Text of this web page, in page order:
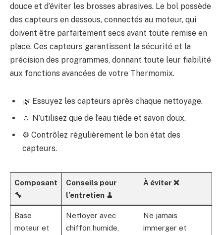
douce et d’éviter les brosses abrasives. Le bol possède
des capteurs en dessous, connectés au moteur, qui
doivent être parfaitement secs avant toute remise en
place. Ces capteurs garantissent la sécurité et la
précision des programmes, donnant toute leur fiabilité
aux fonctions avancées de votre Thermomix.
🌿 Essuyez les capteurs après chaque nettoyage.
💧 N’utilisez que de l’eau tiède et savon doux.
⚙️ Contrôlez régulièrement le bon état des
capteurs.
Composant
🔧
Conseils pour
l’entretien 🧹
À éviter ❌
Base
moteur et
Nettoyer avec
chiffon humide,
Ne jamais
immerger et